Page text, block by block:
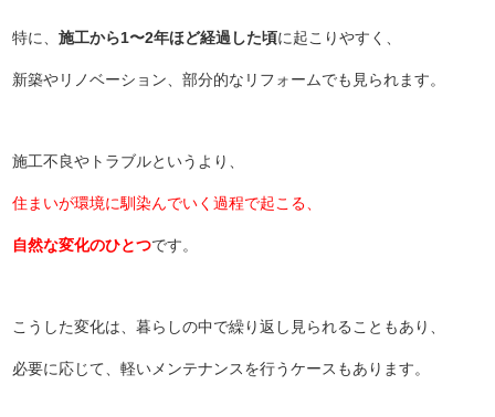
特に、施工から1〜2年ほど経過した頃に起こりやすく、
新築やリノベーション、部分的なリフォームでも見られます。
施工不良やトラブルというより、
住まいが環境に馴染んでいく過程で起こる、
自然な変化のひとつです。
こうした変化は、暮らしの中で繰り返し見られることもあり、
必要に応じて、軽いメンテナンスを行うケースもあります。